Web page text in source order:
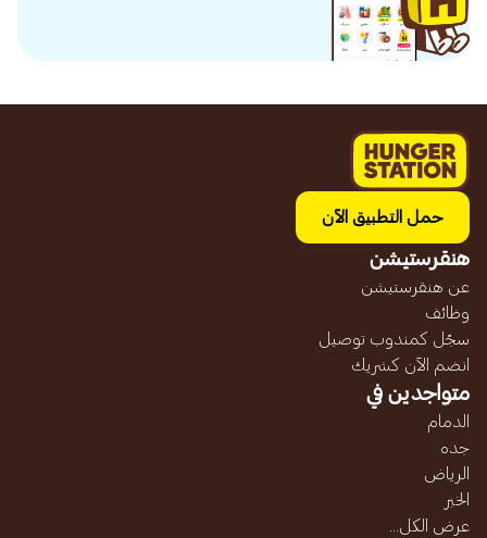
حمل التطبيق الآن
هنقرستيشن
عن هنقرستيشن
وظائف
سجّل كمندوب توصيل
انضم الآن كشريك
متواجدين في
الدمام
جده
الرياض
الخبر
عرض الكل...